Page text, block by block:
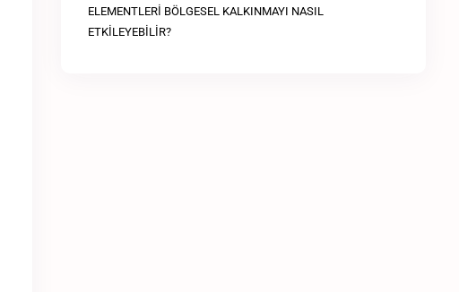
ELEMENTLERİ BÖLGESEL KALKINMAYI NASIL
ETKİLEYEBİLİR?